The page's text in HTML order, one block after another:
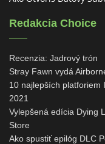
Redakcia Choice
Recenzia: Jadrový trón
Stray Fawn vydá
10 najlepších platforiem
2021
Vylepšená edícia Dying
Store
Ako spustiť epilóg DLC